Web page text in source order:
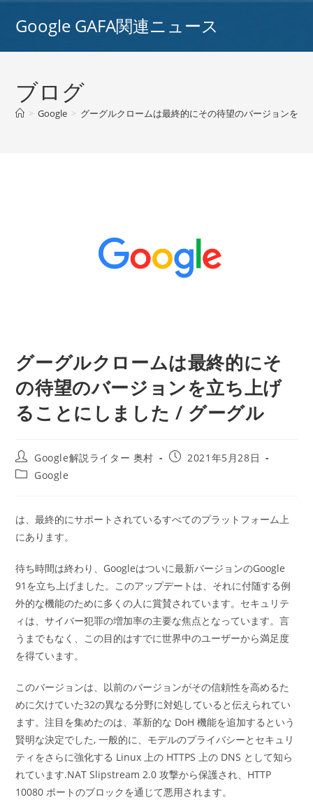
Google GAFA関連ニュース
ブログ
> Google > グーグルクロームは最終的にその待望のバージョンを
グーグルクロームは最終的にそ
の待望のバージョンを立ち上げ
ることにしました / グーグル
投
稿
者:
Google解説ライター 奥村
投
2021年5月28日
投
テ
ゴ
リ
Google
は、最終的にサポートされているすべてのプラットフォーム上
にあります。
待ち時間は終わり、Googleはついに最新バージョンのGoogle
91を立ち上げました。このアップデートは、それに付随する例
外的な機能のために多くの人に賞賛されています。セキュリテ
ィは、サイバー犯罪の増加率の主要な焦点となっています。言
うまでもなく、この目的はすでに世界中のユーザーから満足度
を得ています。
このバージョンは、以前のバージョンがその信頼性を高めるた
めに欠けていた32の異なる分野に対処していると伝えられてい
ます。注目を集めたのは、革新的な DoH 機能を追加するという
賢明な決定でした, 一般的に、モデルのプライバシーとセキュリ
ティをさらに強化する Linux 上の HTTPS 上の DNS として知ら
れています.NAT Slipstream 2.0 攻撃から保護され、HTTP
10080 ポートのブロックを通じて悪用されます。